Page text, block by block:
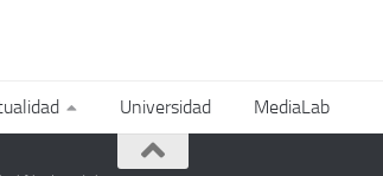
Universidad MediaLab